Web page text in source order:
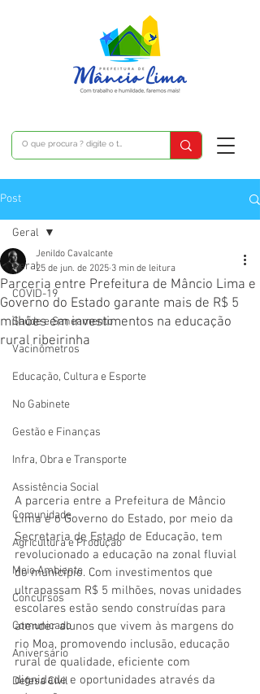
Post
Geral
COVID-19
Saúde e Saneamento
Vacinômetros
Educação, Cultura e Esporte
No Gabinete
Gestão e Finanças
Infra, Obra e Transporte
Assistência Social
Comunidade
Agricultura e Produção
Meio Ambiente
Concursos
Comunicado
Aniversário
Defesa Civil
Geral
Parceria entre Prefeitura de Mâncio Lima e
Governo do Estado garante mais de R$ 5
milhões em investimentos na educação
rural ribeirinha
Jenildo Cavalcante
25 de jun. de 2025 3 min de leitura
A parceria entre a Prefeitura de Mâncio
Lima e o Governo do Estado, por meio da
Secretaria de Estado de Educação, tem
revolucionado a educação na zonal fluvial
do município. Com investimentos que
ultrapassam R$ 5 milhões, novas unidades
escolares estão sendo construídas para
atender alunos que vivem às margens do
rio Moa, promovendo inclusão, educação
rural de qualidade, eficiente com
dignidade e oportunidades através da